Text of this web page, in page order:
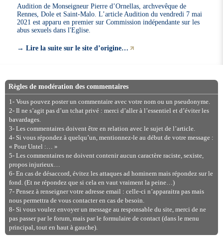
Audition de Monseigneur Pierre d’Ornellas, archvevêque de
Rennes, Dole et Saint-Malo. L’article Audition du vendredi 7 mai
2021 est apparu en premier sur Commission indépendante sur les
abus sexuels dans l'Eglise.
→Lire la suite sur le site d’origine…
Règles de modération des commentaires
1- Vous pouvez poster un commentaire avec votre nom ou un pseudonyme.
2- Il ne s’agit pas d’un tchat privé : merci d’aller à l’essentiel et d’éviter les
bavardages.
3- Les commentaires doivent être en relation avec le sujet de l’article.
4- Si vous répondez à quelqu’un, mentionnez-le au début de votre message :
« Pour Untel :… »
5- Les commentaires ne doivent contenir aucun caractère raciste, sexiste,
propos injurieux…
6- En cas de désaccord, évitez les attaques ad hominem mais répondez sur le
fond. (Et ne répondez que si cela en vaut vraiment la peine…)
7- Pensez à renseigner votre adresse email : celle-ci n’apparaitra pas mais
nous permettra de vous contacter en cas de besoin.
8- Si vous voulez envoyer un message au responsable du site, merci de ne
pas passer par le forum, mais par le formulaire de contact (dans le menu
principal, tout en haut à gauche).